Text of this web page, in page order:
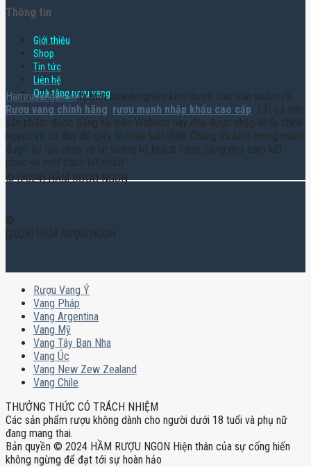
Thông tin
Giới thiệu
Shop
Tin tức
Liên hệ
Quà tặng rượu vang
Hamruoungon.vnlà một doanh nghiệp kinh doanh các sản phẩm về
Rượu vang chính hãng, rượu mạnh nhập khẩu cao cấp. Tất cả các
sản phẩm được đăng tải trên Website này đều được nhập khẩu chính
ngạch và có đầy đủ giấy tờ theo luật định. Chúng tôi luôn mong muốn
được sự lựa chọn và tin tưởng từ khách hàng, cũng như cam kết
phục vụ một cách tốt nhất!
© [2024] HẦM RƯỢU NGON
©
[2024] HẦM RƯỢU NGON
Rượu Vang Ý
Vang Pháp
Vang Argentina
Vang Mỹ
Vang Tây Ban Nha
Vang Úc
Vang New Zew Zealand
Vang Chile
THƯỞNG THỨC CÓ TRÁCH NHIỆM
Các sản phẩm rượu không dành cho người dưới 18 tuổi và phụ nữ
đang mang thai.
Bản quyền © 2024 HẦM RƯỢU NGON Hiện thân của sự cống hiến
không ngừng để đạt tới sự hoàn hảo